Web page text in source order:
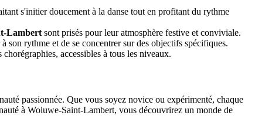
s'initier doucement à la danse tout en profitant du rythme
Lambert sont prisés pour leur atmosphère festive et conviviale.
son rythme et de se concentrer sur des objectifs spécifiques.
accessibles à tous les niveaux.
passionnée. Que vous soyez novice ou expérimenté, chaque
à Woluwe-Saint-Lambert, vous découvrirez un monde de